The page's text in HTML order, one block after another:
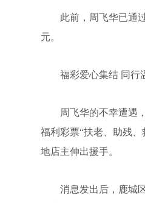
此前，周飞华已通过
元。
福彩爱心集结 同行
周飞华的不幸遭遇，
福利彩票“扶老、助残
地店主伸出援手。
消息发出后，鹿城区